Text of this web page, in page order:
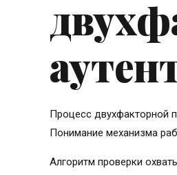
Процесс двухфакторной
Понимание механизма
Алгоритм проверки